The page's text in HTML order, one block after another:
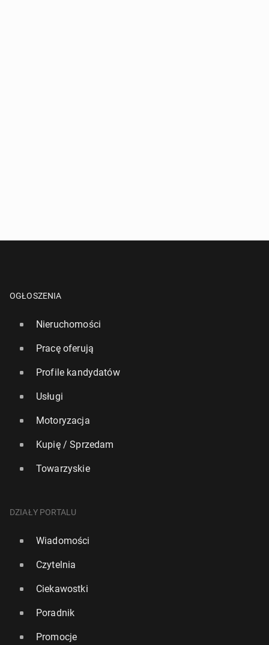
OGŁOSZENIA
Nieruchomości
Pracę oferują
Profile kandydatów
Usługi
Motoryzacja
Kupię / Sprzedam
Towarzyskie
DZIAŁY PORTALU
Wiadomości
Czytelnia
Ciekawostki
Poradnik
Promocje